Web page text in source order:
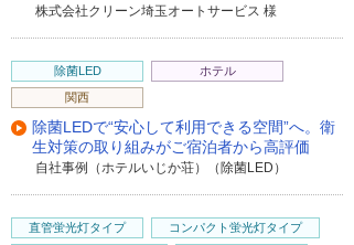
株式会社クリーン埼玉オートサービス 様
除菌LED
ホテル
関西
除菌LEDで“安心して利用できる空間”へ。衛
生対策の取り組みがご宿泊者から高評価
自社事例（ホテルいじか荘）（除菌LED）
直管蛍光灯タイプ
コンパクト蛍光灯タイプ